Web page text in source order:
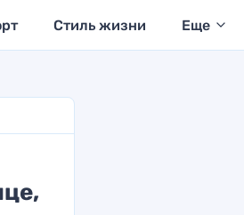
Стиль жизни Еще